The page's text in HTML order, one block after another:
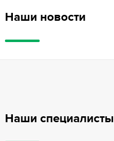
Наши новости
Наши специалисты